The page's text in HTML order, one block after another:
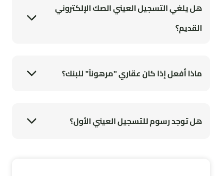
هل يلغي التسجيل العيني الصك الإلكتروني
القديم؟
والإفراغ إلى منصة السجل العقاري.
ماذا أفعل إذا كان عقاري "مرهوناً" للبنك؟
تقوم البنوك بالتنسيق لهذا الإجراء.
هل توجد رسوم للتسجيل العيني الأول؟